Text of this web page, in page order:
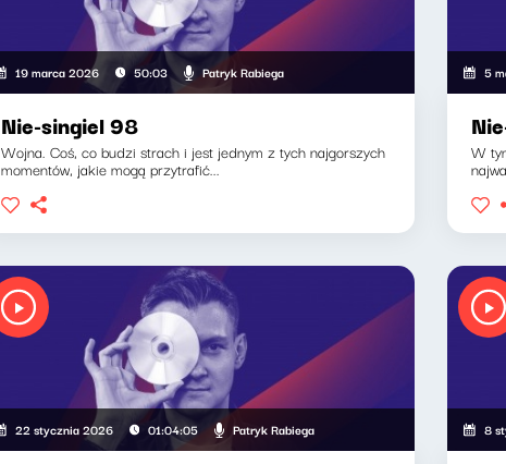
19 marca 2026 50:03 Patryk Rabiega
Nie-singiel 98
Wojna. Coś, co budzi strach i jest jednym z tych najgorszych
momentów, jakie mogą przytrafić...
5
W
22 stycznia 2026 01:04:05 Patryk Rabiega 8